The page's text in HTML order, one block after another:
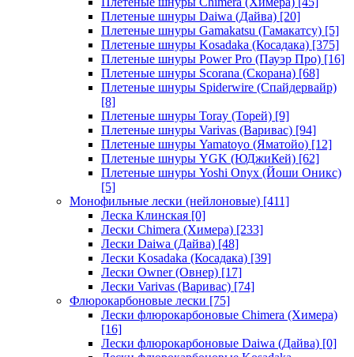
Плетеные шнуры Daiwa (Дайва) [20]
Плетеные шнуры Gamakatsu (Гамакатсу) [5]
Плетеные шнуры Kosadaka (Косадака) [375]
Плетеные шнуры Power Pro (Пауэр Про) [16]
Плетеные шнуры Scorana (Скорана) [68]
Плетеные шнуры Spiderwire (Спайдервайр)
[8]
Плетеные шнуры Toray (Торей) [9]
Плетеные шнуры Varivas (Варивас) [94]
Плетеные шнуры Yamatoyo (Яматойо) [12]
Плетеные шнуры YGK (ЮДжиКей) [62]
Плетеные шнуры Yoshi Onyx (Йоши Оникс)
[5]
Монофильные лески (нейлоновые) [411]
Леска Клинская [0]
Лески Chimera (Химера) [233]
Лески Daiwa (Дайва) [48]
Лески Kosadaka (Косадака) [39]
Лески Owner (Овнер) [17]
Лески Varivas (Варивас) [74]
Флюрокарбоновые лески [75]
Лески флюрокарбоновые Chimera (Химера)
[16]
Лески флюрокарбоновые Daiwa (Дайва) [0]